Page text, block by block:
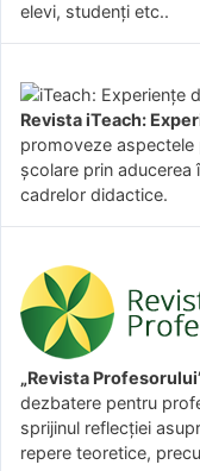
elevi, studenți etc..
Revista iTeach:
promoveze aspectele
şcolare prin aducerea
cadrelor didactice.
„Revista
dezbatere pentru
sprijinul reflecției
repere teoretice,